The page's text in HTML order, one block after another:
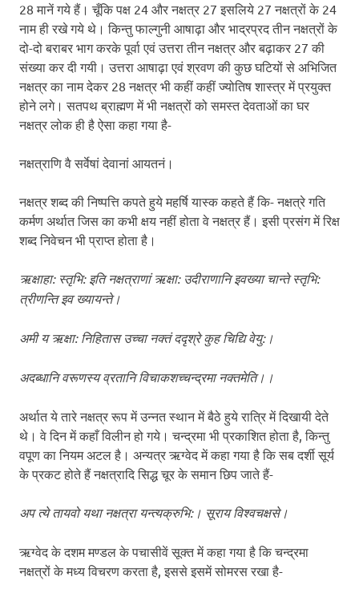
28 मानें गये हैं। चूँकि पक्ष 24 और नक्षत्र 27 इसलिये 27 नक्षत्रों के 24
नाम ही रखे गये थे। किन्तु फाल्गुनी आषाढ़ा और भाद्रप्रद तीन नक्षत्रों के
दो-दो बराबर भाग करके पूर्वा एवं उत्तरा तीन नक्षत्र और बढ़ाकर 27 की
संख्या कर दी गयी। उत्तरा आषाढ़ा एवं श्रवण की कुछ घटियों से अभिजित
नक्षत्र का नाम देकर 28 नक्षत्र भी कहीं कहीं ज्योतिष शास्त्र में प्रयुक्त
होने लगे। सतपथ ब्राह्मण में भी नक्षत्रों को समस्त देवताओं का घर
नक्षत्र लोक ही है ऐसा कहा गया है-
नक्षत्राणि वै सर्वेषां देवानां आयतनं।
नक्षत्र शब्द की निष्पत्ति कपते हुये महर्षि यास्क कहते हैं कि- नक्षत्रे गति
कर्मण अर्थात जिस का कभी क्षय नहीं होता वे नक्षत्र हैं। इसी प्रसंग में रिक्ष
शब्द निवेचन भी प्राप्त होता है।
ऋक्षाहा: स्तृभि: इति नक्षत्राणां ऋक्षा: उदीराणानि इवख्या चान्ते स्तृभि:
त्रीणन्ति इव ख्यायन्ते।
अमी य ऋक्षा: निहितास उच्चा नक्तं ददृश्रे कुह चिद्यि वेयु:।
अदब्धानि वरूणस्य व्रतानि विचाकशच्चन्द्रमा नक्तमेति।।
अर्थात ये तारे नक्षत्र रूप में उन्नत स्थान में बैठे हुये रात्रि में दिखायी देते
थे। वे दिन में कहाँ विलीन हो गये। चन्द्रमा भी प्रकाशित होता है, किन्तु
वपूण का नियम अटल है। अन्यत्र ऋग्वेद में कहा गया है कि सब दर्शी सूर्य
के प्रकट होते हैं नक्षत्रादि सिद्ध चूर के समान छिप जाते हैं-
अप त्ये तायवो यथा नक्षत्रा यन्त्यक्रुभि:। सूराय विश्वचक्षसे।
ऋग्वेद के दशम मण्डल के पचासीवें सूक्त में कहा गया है कि चन्द्रमा
नक्षत्रों के मध्य विचरण करता है, इससे इसमें सोमरस रखा है-